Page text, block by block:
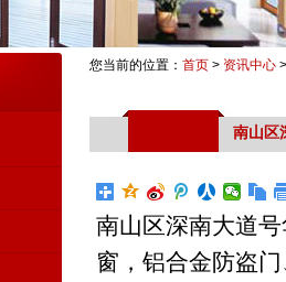
您当前的位置： 首页 > 资讯中心
南山区
南山区深南大道
窗，铝合金防盗